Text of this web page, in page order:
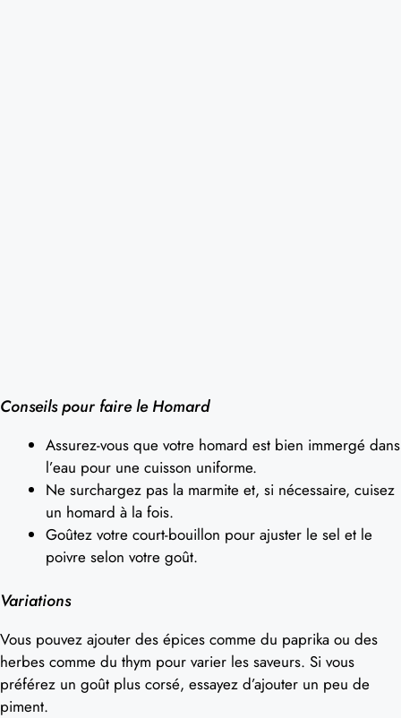
Conseils pour faire le Homard
Assurez-vous que votre homard est bien immergé dans
l’eau pour une cuisson uniforme.
Ne surchargez pas la marmite et, si nécessaire, cuisez
un homard à la fois.
Goûtez votre court-bouillon pour ajuster le sel et le
poivre selon votre goût.
Variations
Vous pouvez ajouter des épices comme du paprika ou des
herbes comme du thym pour varier les saveurs. Si vous
préférez un goût plus corsé, essayez d’ajouter un peu de
piment.